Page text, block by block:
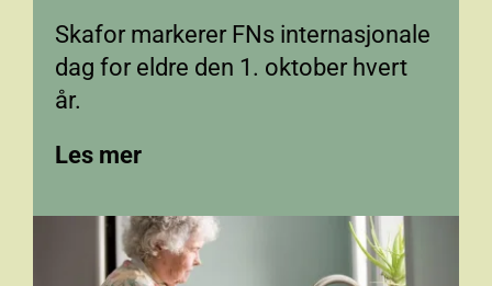
Skafor markerer FNs internasjonale
dag for eldre den 1. oktober hvert
år.
Les mer